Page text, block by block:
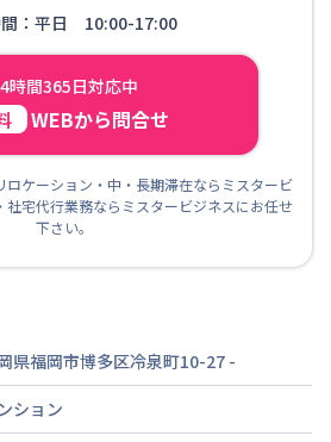
間：平日 10:00-17:00
時間365日対応中
WEBから問合せ
ロケーション・中・長期滞在ならミスタービ
宅代行業務ならミスタービジネスにお任せ
下さい。
県福岡市博多区冷泉町10-27 -
ション